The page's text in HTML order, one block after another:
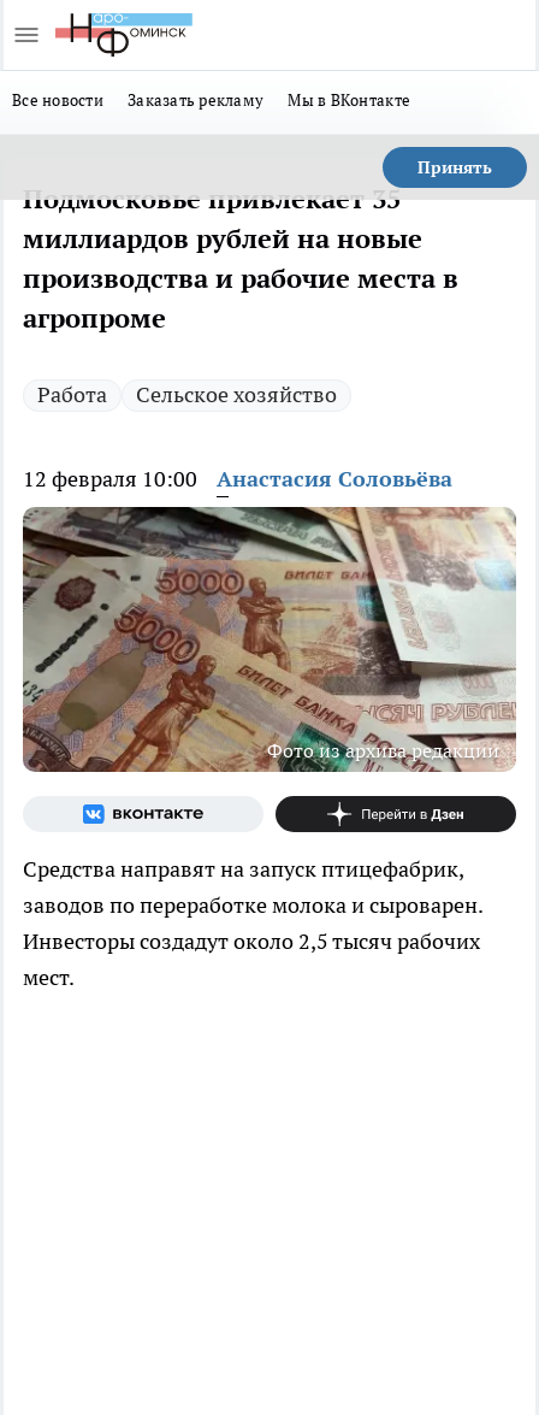
Все новости Заказать рекламу Мы в ВКонтакте
Принять
Подмосковье привлекает 35
миллиардов рублей на новые
производства и рабочие места в
агропроме
Работа Сельское хозяйство
12 февраля 10:00 Анастасия Соловьёва
Фото из архива редакции
Средства направят на запуск птицефабрик,
заводов по переработке молока и сыроварен.
Инвесторы создадут около 2,5 тысяч рабочих
мест.